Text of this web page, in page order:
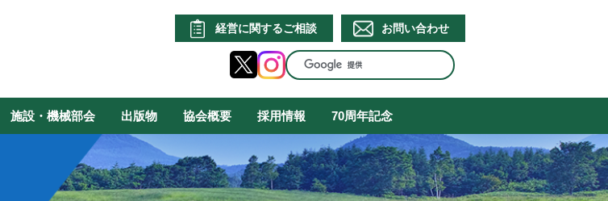
経営に関するご相談 お問い合わせ
施設・機械部会 出版物 協会概要 採用情報 70周年記念